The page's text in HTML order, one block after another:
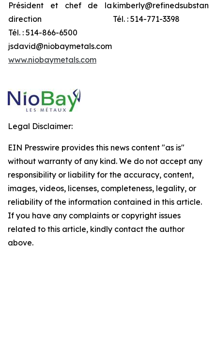
Président et chef de la
direction
Tél. : 514-866-6500
jsdavid@niobaymetals.com
www.niobaymetals.com
Tél. : 514-771-3398
Legal Disclaimer:
EIN Presswire provides this news content "as is"
without warranty of any kind. We do not accept any
responsibility or liability for the accuracy, content,
images, videos, licenses, completeness, legality, or
reliability of the information contained in this article.
If you have any complaints or copyright issues
related to this article, kindly contact the author
above.